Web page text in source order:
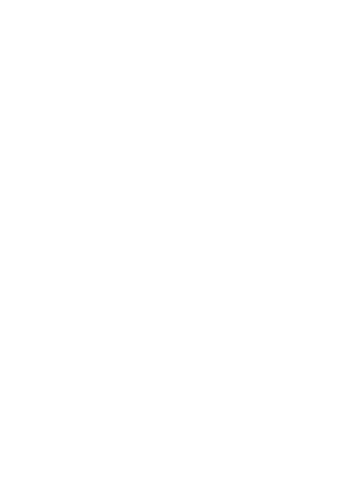
實暗地裡是負責處決逃過法網罪犯的阻擊手｡ 劇情從